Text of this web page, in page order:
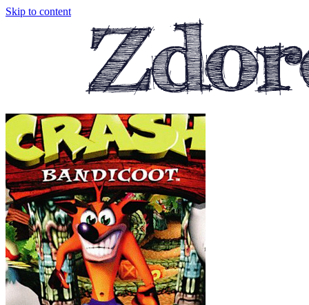
Skip to content